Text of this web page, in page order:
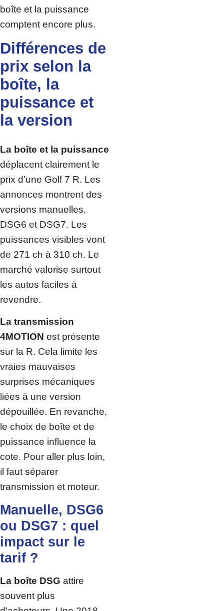
boîte et la puissance
comptent encore plus.
Différences de
prix selon la
boîte, la
puissance et
la version
La boîte et la puissance
déplacent clairement le
prix d’une Golf 7 R. Les
annonces montrent des
versions manuelles,
DSG6 et DSG7. Les
puissances visibles vont
de 271 ch à 310 ch. Le
marché valorise surtout
les autos faciles à
revendre.
La transmission
4MOTION est présente
sur la R. Cela limite les
vraies mauvaises
surprises mécaniques
liées à une version
dépouillée. En revanche,
le choix de boîte et de
puissance influence la
cote. Pour aller plus loin,
il faut séparer
transmission et moteur.
Manuelle, DSG6
ou DSG7 : quel
impact sur le
tarif ?
La boîte DSG attire
souvent plus